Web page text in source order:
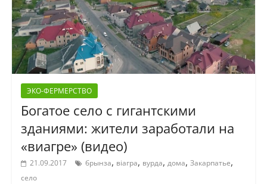
ЭКО-ФЕРМЕРСТВО
Богатое село с гигантскими
зданиями: жители заработали на
«виагре» (видео)
21.09.2017 брынза, віагра, вурда, дома, Закарпатье,
село